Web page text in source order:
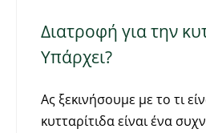
Διατροφή για την
Υπάρχει?
Ας ξεκινήσουμε με το τι
κυτταρίτιδα είναι ένα